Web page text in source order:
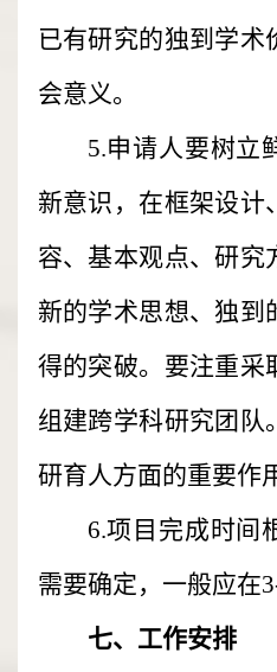
已有研究的独到学术
会意义。
5.申请人要树立
新意识，在框架设计
容、基本观点、研究
新的学术思想、独到
得的突破。要注重采
组建跨学科研究团队
研育人方面的重要作
6.项目完成时间
需要确定，一般应在
七、工作安排